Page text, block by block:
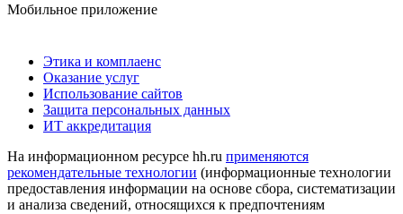
Мобильное приложение
Этика и комплаенс
Оказание услуг
Использование сайтов
Защита персональных данных
ИТ аккредитация
На информационном ресурсе hh.ru применяются
рекомендательные технологии (информационные технологии
предоставления информации на основе сбора, систематизации
и анализа сведений, относящихся к предпочтениям